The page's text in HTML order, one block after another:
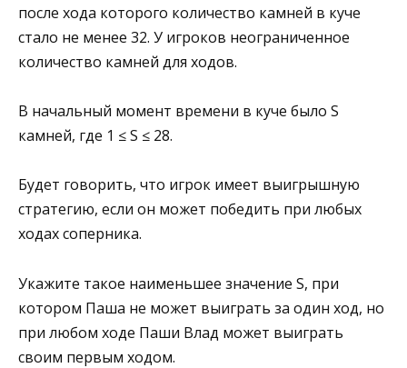
после хода которого количество камней в куче
стало не менее 32. У игроков неограниченное
количество камней для ходов.
В начальный момент времени в куче было S
камней, где 1 ≤ S ≤ 28.
Будет говорить, что игрок имеет выигрышную
стратегию, если он может победить при любых
ходах соперника.
Укажите такое наименьшее значение S, при
котором Паша не может выиграть за один ход, но
при любом ходе Паши Влад может выиграть
своим первым ходом.